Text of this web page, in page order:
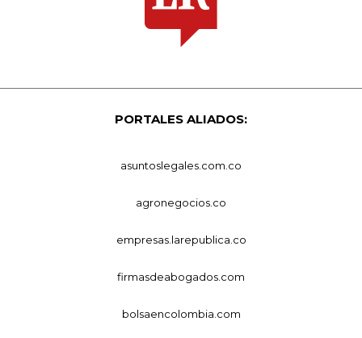
PORTALES ALIADOS:
asuntoslegales.com.co
agronegocios.co
empresas.larepublica.co
firmasdeabogados.com
bolsaencolombia.com